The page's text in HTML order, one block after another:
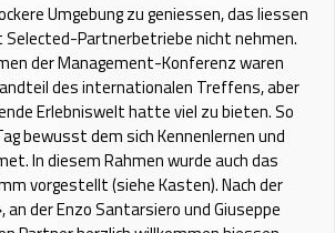
Umgebung zu geniessen, das liessen
Selected-Partnerbetriebe nicht nehmen.
der Management-Konferenz waren
des internationalen Treffens, aber
Erlebniswelt hatte viel zu bieten. So
bewusst dem sich Kennenlernen und
In diesem Rahmen wurde auch das
vorgestellt (siehe Kasten). Nach der
an der Enzo Santarsiero und Giu­seppe